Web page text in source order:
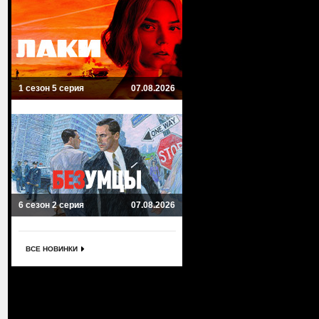
1 сезон 5 серия 07.08.2026
6 сезон 2 серия 07.08.2026
ВСЕ НОВИНКИ